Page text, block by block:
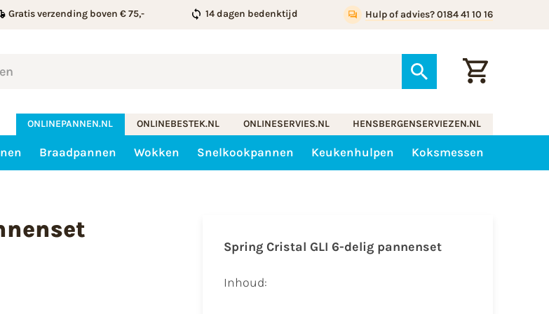
Gratis verzending boven € 75,- 14 dagen bedenktijd Hulp of advies? 0184 41 10 16
ONLINEPANNEN.NL ONLINEBESTEK.NL ONLINESERVIES.NL HENSBERGENSERVIEZEN.NL
Braadpannen Wokken Snelkookpannen Keukenhulpen Koksmessen
Spring Cristal GLI 6-delig pannenset
Inhoud: